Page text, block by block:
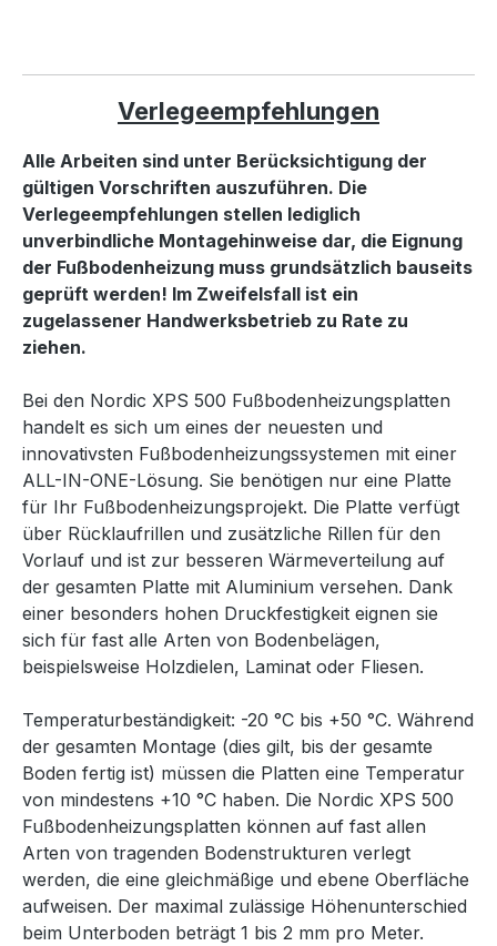
Verlegeempfehlungen
Alle Arbeiten sind unter Berücksichtigung der
gültigen Vorschriften auszuführen. Die
Verlegeempfehlungen stellen lediglich
unverbindliche Montagehinweise dar, die Eignung
der Fußbodenheizung muss grundsätzlich bauseits
geprüft werden! Im Zweifelsfall ist ein
zugelassener Handwerksbetrieb zu Rate zu
ziehen.
Bei den Nordic XPS 500 Fußbodenheizungsplatten
handelt es sich um eines der neuesten und
innovativsten Fußbodenheizungssystemen mit einer
ALL-IN-ONE-Lösung. Sie benötigen nur eine Platte
für Ihr Fußbodenheizungsprojekt. Die Platte verfügt
über Rücklaufrillen und zusätzliche Rillen für den
Vorlauf und ist zur besseren Wärmeverteilung auf
der gesamten Platte mit Aluminium versehen. Dank
einer besonders hohen Druckfestigkeit eignen sie
sich für fast alle Arten von Bodenbelägen,
beispielsweise Holzdielen, Laminat oder Fliesen.
Temperaturbeständigkeit: -20 °C bis +50 °C. Während
der gesamten Montage (dies gilt, bis der gesamte
Boden fertig ist) müssen die Platten eine Temperatur
von mindestens +10 °C haben. Die Nordic XPS 500
Fußbodenheizungsplatten können auf fast allen
Arten von tragenden Bodenstrukturen verlegt
werden, die eine gleichmäßige und ebene Oberfläche
aufweisen. Der maximal zulässige Höhenunterschied
beim Unterboden beträgt 1 bis 2 mm pro Meter.